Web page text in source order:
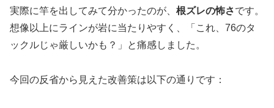
実際に竿を出してみて分かったのが、 根ズレの怖さです。
想像以上にラインが岩に当たりやすく、「これ、76のタ
ックルじゃ厳しいかも？」と痛感しました。
今回の反省から見えた改善策は以下の通りです：